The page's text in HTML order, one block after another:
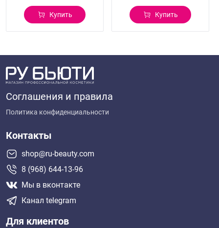
Купить Купить
Соглашения и правила
Политика конфиденциальности
Контакты
shop@ru-beauty.com
8 (968) 644-13-96
Мы в вконтакте
Канал telegram
Для клиентов